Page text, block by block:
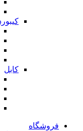
کابل
فروشگاه